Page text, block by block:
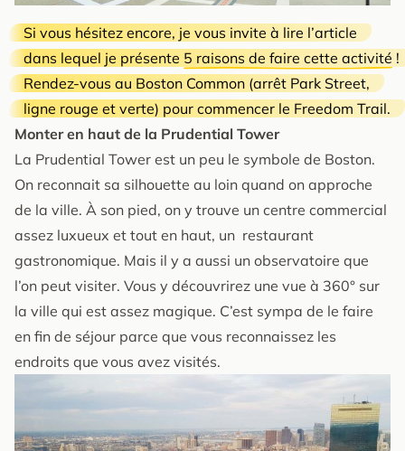
Si vous hésitez encore, je vous invite à lire l’article
dans lequel je présente 5 raisons de faire cette activité !
Rendez-vous au Boston Common (arrêt Park Street,
ligne rouge et verte) pour commencer le Freedom Trail.
Monter en haut de la Prudential Tower
La Prudential Tower est un peu le symbole de Boston.
On reconnait sa silhouette au loin quand on approche
de la ville. À son pied, on y trouve un centre commercial
assez luxueux et tout en haut, un restaurant
gastronomique. Mais il y a aussi un observatoire que
l’on peut visiter. Vous y découvrirez une vue à 360° sur
la ville qui est assez magique. C’est sympa de le faire
en fin de séjour parce que vous reconnaissez les
endroits que vous avez visités.